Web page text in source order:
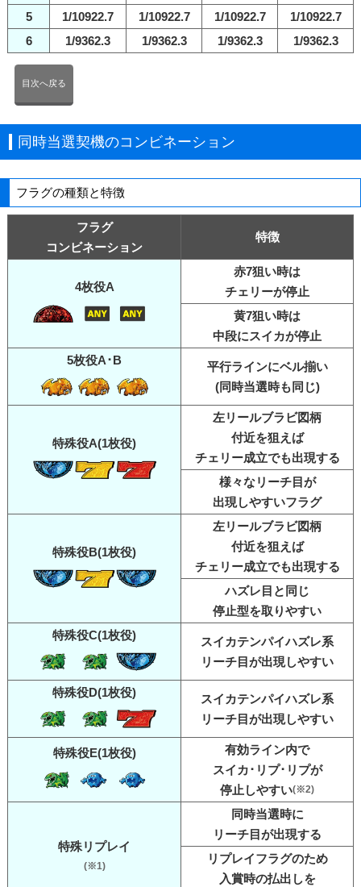
5 1/10922.7 1/10922.7 1/10922.7
1/10922.7
6
1/9362.3 1/9362.3 1/9362.3 1/9362.3
目次へ戻る
同時当選契機のコンビネーション
フラグの種類と特徴
フラグ
コンビネーション
特徴
4枚役A
赤7狙い時は
チェリーが停止
黄7狙い時は
中段にスイカが停止
5枚役A･B
平行ラインにベル揃い
(同時当選時も同じ)
特殊役A(1枚役)
左リールブラビ図柄
付近を狙えば
チェリー成立でも出現する
様々なリーチ目が
出現しやすいフラグ
特殊役B(1枚役)
左リールブラビ図柄
付近を狙えば
チェリー成立でも出現する
ハズレ目と同じ
停止型を取りやすい
特殊役C(1枚役)
スイカテンパイハズレ系
リーチ目が出現しやすい
特殊役D(1枚役)
スイカテンパイハズレ系
リーチ目が出現しやすい
特殊役E(1枚役)
有効ライン内で
スイカ･リプ･リプが
停止しやすい(※2)
特殊リプレイ
(※1)
同時当選時に
リーチ目が出現する
リプレイフラグのため
入賞時の払出しを